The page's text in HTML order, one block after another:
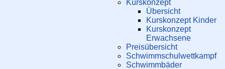
Kurs­konzept
Übersicht
Kurskonzept Kinder
Kurskonzept
Erwachsene
Preis­über­sicht
Schwimm­schul­wett­kampf
Schwimm­bäder